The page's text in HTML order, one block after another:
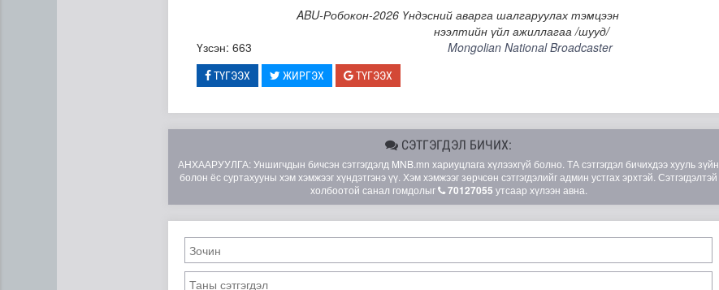
Ц.Сандаг-Очир: COP17 ба COP31 хурлын уялдаа нь Риогийн гурван конвенцын нэгдсэ..
ABU-Робокон-2026 Үндэсний аварга шалгаруулах тэмцээн
нээлтийн үйл ажиллагаа /шууд/
Үзсэн: 663
Mongolian National Broadcaster
ТҮГЭЭХ ЖИРГЭХ ТҮГЭЭХ
СЭТГЭГДЭЛ БИЧИХ:
АНХААРУУЛГА: Уншигчдын бичсэн сэтгэгдэлд MNB.mn хариуцлага хүлээхгүй болно. ТА сэтгэгдэл бичихдээ хууль зүйн
болон ёс суртахууны хэм хэмжээг хүндэтгэнэ үү. Хэм хэмжээг зөрчсөн сэтгэгдэлийг админ устгах эрхтэй. Сэтгэгдэлтэй
холбоотой санал гомдолыг
70127055 утсаар хүлээн авна.